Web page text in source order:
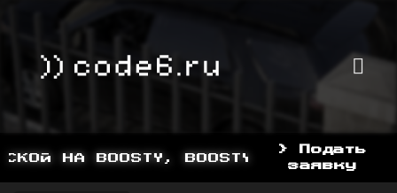
НА BOOSTY, BOOSTY.TO/YDDY
> Подать
заявку